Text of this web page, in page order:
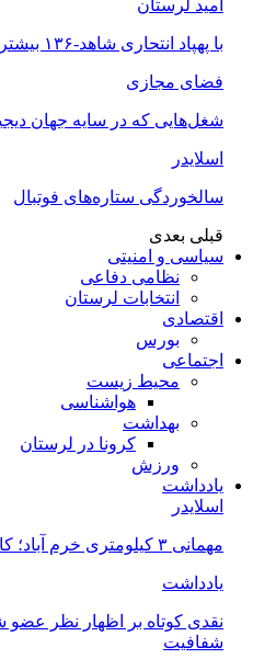
امید لرستان
با پهپاد انتحاری شاهد-۱۳۶ بیشتر آشنا شوید
فضای مجازی
شغل‌‌هایی که در سایه جهان
اسلایدر
سالخوردگی ستاره‌های فوتبال
قبلی بعدی
سیاسی و امنیتی
نظامی دفاعی
انتخابات لرستان
اقتصادی
بورس
اجتماعی
محیط زیست
هواشناسی
بهداشت
کرونا در لرستان
ورزش
یادداشت
اسلایدر
مهمانی ۳ کیلومتری خرم آباد؛ کاری بزرگ با چند نقد کوچک
یادداشت
نقدی کوتاه بر اظهار نظر عضو
شفافیت